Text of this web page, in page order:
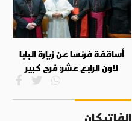
أساقفة فرنسا عن زيارة البابا
لاون الرابع عشر: فرح كبير